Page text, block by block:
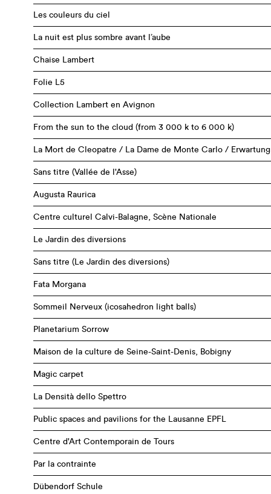
Les couleurs du ciel
La nuit est plus sombre avant l’aube
Chaise Lambert
Folie L5
Collection Lambert en Avignon
From the sun to the cloud (from 3 000 k to 6 000 k)
La Mort de Cleopatre / La Dame de Monte Carlo / Erwartung
Sans titre (Vallée de l'Asse)
Augusta Raurica
Centre culturel Calvi-Balagne, Scène Nationale
Le Jardin des diversions
Sans titre (Le Jardin des diversions)
Fata Morgana
Sommeil Nerveux (icosahedron light balls)
Planetarium Sorrow
Maison de la culture de Seine-Saint-Denis, Bobigny
Magic carpet
La Densità dello Spettro
Public spaces and pavilions for the Lausanne EPFL
Centre d'Art Contemporain de Tours
Par la contrainte
Dübendorf Schule